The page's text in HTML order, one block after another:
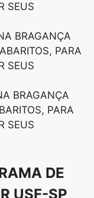
SEUS
BRAGANÇA
PARA
SEUS
BRAGANÇA
PARA
SEUS
DE
USF-SP